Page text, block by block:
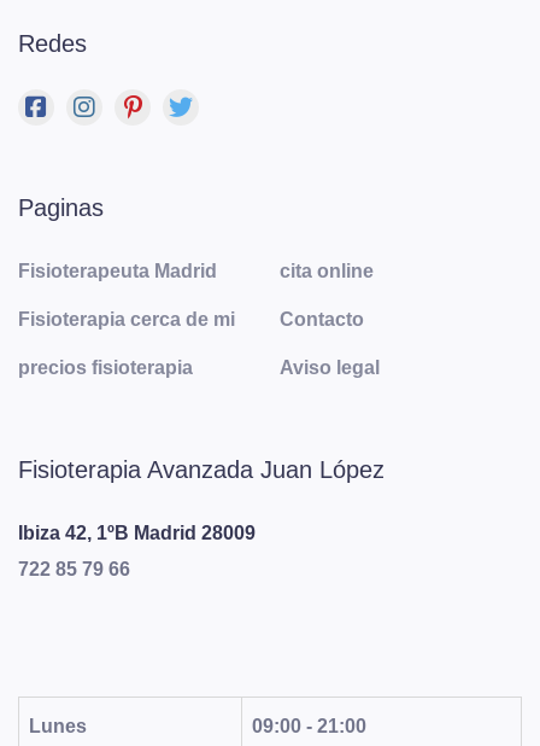
Redes
Paginas
Fisioterapeuta Madrid
Fisioterapia cerca de mi
precios fisioterapia
cita online
Contacto
Aviso legal
Fisioterapia Avanzada Juan López
Ibiza 42, 1ºB Madrid 28009
722 85 79 66
Lunes 09:00 - 21:00